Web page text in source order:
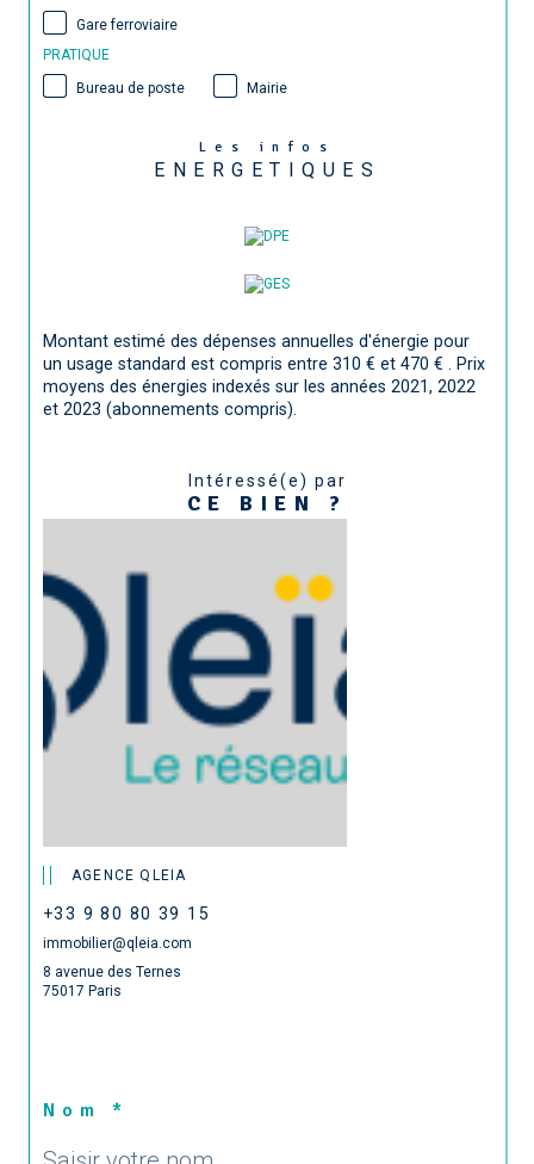
Gare ferroviaire
PRATIQUE
Bureau de poste
Mairie
Les infos
ENERGETIQUES
Montant estimé des dépenses annuelles d'énergie pour
un usage standard est compris entre 310 € et 470 € . Prix
moyens des énergies indexés sur les années 2021, 2022
et 2023 (abonnements compris).
Intéressé(e) par
CE BIEN ?
AGENCE QLEIA
+33 9 80 80 39 15
immobilier@qleia.com
8 avenue des Ternes
75017 Paris
Nom *